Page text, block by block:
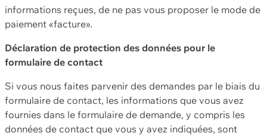
informations reçues, de ne pas vous proposer le mode de
paiement «facture».
Déclaration de protection des données pour le
formulaire de contact
Si vous nous faites parvenir des demandes par le biais du
formulaire de contact, les informations que vous avez
fournies dans le formulaire de demande, y compris les
données de contact que vous y avez indiquées, sont